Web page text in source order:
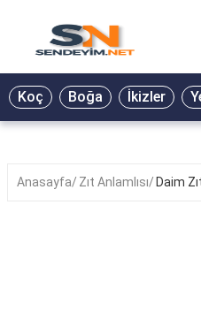
BİYOGRAFİ
GALERİ
Koç Boğa İkizler
Anasayfa Zıt Anlamlısı Daim